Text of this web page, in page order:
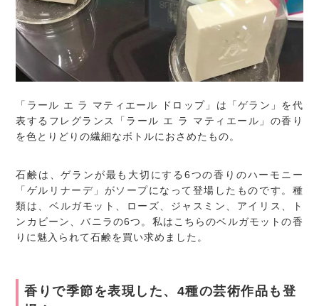
「ラール エ ラ マティエール ドロップ」は「ゲラン」を代
表するフレグランス「ラール エ ラ マティエール」の香り
を色とりどりの繊細なボトルにおさめたもの。
石鹸は、ゲランが最も大切にする6つの香りのハーモニー
「ゲルリナーデ」がソープになって登場したものです。種
類は、ベルガモット、ローズ、ジャスミン、アイリス、ト
ンカビーン、バニラの6つ。私はこちらのベルガモットの香
りに魅入られて石鹸を買い求めました。
香りで季節を表現した、4種の芸術作品も登